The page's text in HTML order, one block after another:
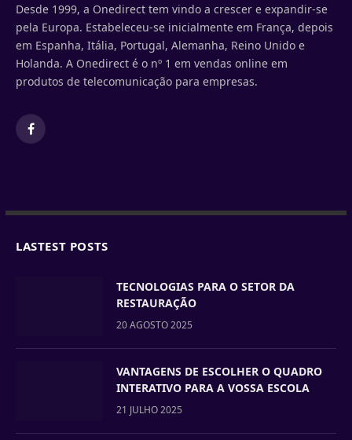
Desde 1999, a Onedirect tem vindo a crescer e expandir-se
pela Europa. Estabeleceu-se inicialmente em França, depois
em Espanha, Itália, Portugal, Alemanha, Reino Unido e
Holanda. A Onedirect é o nº 1 em vendas online em
produtos de telecomunicação para empresas.
Facebook
LASTEST POSTS
TECNOLOGIAS PARA O SETOR DA
RESTAURAÇÃO
20 AGOSTO 2025
VANTAGENS DE ESCOLHER O QUADRO
INTERATIVO PARA A VOSSA ESCOLA
21 JULHO 2025